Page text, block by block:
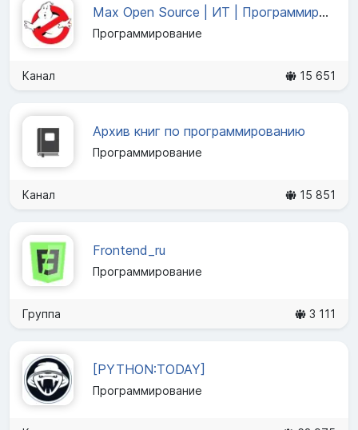
Max Open Source | ИТ | Программирование | Кибербезопасность
Программирование
Канал 15 651
Архив книг по программированию
Программирование
Канал 15 851
Frontend_ru
Программирование
Группа 3 111
[PYTHON:TODAY]
Программирование